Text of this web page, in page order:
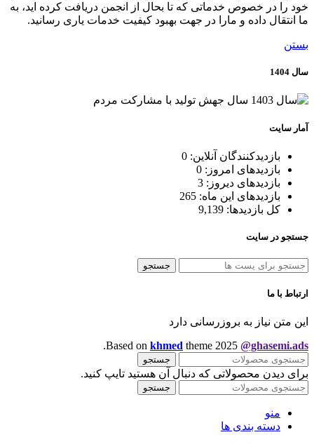
خود را در خصوص خدماتی که تا بحال از انجمن دریافت کرده اید، به
ما انتقال داده و مارا در جهت بهبود کیفیت خدمات یاری رسانید.
بستن
سال 1404
آمار سایت
بازدیدکنندگان آنلاین: 0
بازدیدهای امروز: 0
بازدیدهای دیروز: 3
بازدیدهای این ماه: 265
کل بازدیدها: 9,139
جستجو در سایت
جستجو
ارتباط با ما
این متن نیاز به بروزرسانی دارد
Based on khmed theme 2025 @ghasemi.ads
.
جستجو
برای دیدن محصولاتی که دنبال آن هستید تایپ کنید.
جستجو
منو
دسته بندی ها